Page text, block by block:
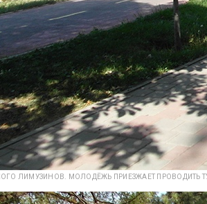
ЛИМУЗИНОВ. МОЛОДЁЖЬ ПРИЕЗЖАЕТ ПРОВОДИТЬ